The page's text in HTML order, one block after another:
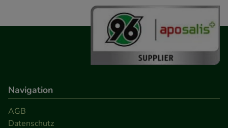
Navigation
AGB
Datenschutz